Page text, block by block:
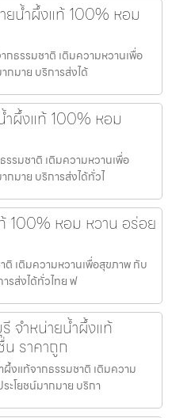
ยน้ำผึ้งแท้ 100% หอม
ธรรมชาติ เติมความหวานเพื่อ
กมาย บริการส่งได้
ผึ้งแท้ 100% หอม
รมชาติ เติมความหวานเพื่อ
กมาย บริการส่งได้ทั่วไ
100% หอม หวาน อร่อย
ติ เติมความหวานเพื่อสุขภาพ กับ
รส่งได้ทั่วไทย ฟ
จำหน่ายน้ำผึ้งแท้
ราคาถูก
งแท้จากธรรมชาติ เติมความ
ะโยชน์มากมาย บริกา